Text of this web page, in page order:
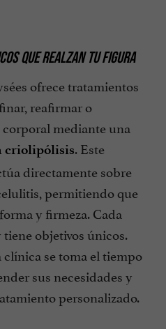
QUE REALZAN TU FIGURA
ofrece tratamientos
reafirmar o
mediante una
criolipólisis. Este
directamente sobre
permitiendo que
y firmeza. Cada
objetivos únicos.
clínica se toma el tiempo
sus necesidades y
personalizado.